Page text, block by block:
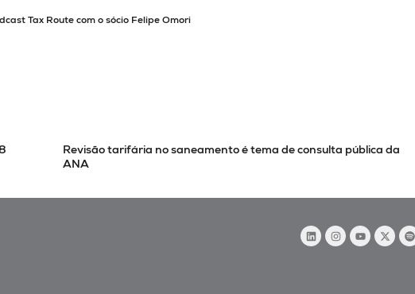
Tax Route com o sócio Felipe Omori
tema de consulta pública da
Imposto Seletivo é tema no podcast Tax